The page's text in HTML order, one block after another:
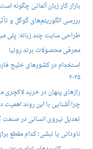
بازار کار زبان آلمانی چگونه
بررسی الگوریتم‌های گوگل و
طراحی سایت چند زبانه: پلی
معرفی محصولات برند رونیا
استخدام در کشورهای خلیج
۲۰۲۵
رازهای پنهان در خرید
چرا آشنایی با این روند اهمیت
تعدیل نیروی انسانی در
ناودانی یا نبشی؛ کدام مقطع